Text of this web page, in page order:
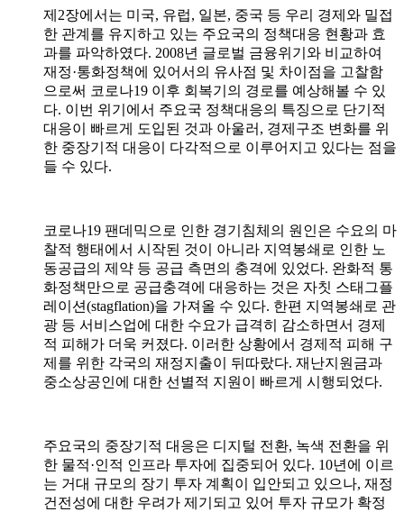
제 2장에서는 미국, 유럽, 일본, 중국 등 우리 경제와 밀접
한 관계를 유지하고 있는 주요국의 정책대응 현황과 효
과를 파악하였다. 2008년 글로벌 금융위기와 비교하여
재정·통화정책에 있어서의 유사점 및 차이점을 고찰함
으로써 코로나19 이후 회복기의 경로를 예상해볼 수 있
다. 이번 위기에서 주요국 정책대응의 특징으로 단기적
대응이 빠르게 도입된 것과 아울러 , 경제구조 변화를 위
한 중장기적 대응이 다각적으로 이루어지고 있다는 점을
들 수 있다.
코로나19 팬데믹으로 인한 경기침체의 원인은 수요의 마
찰적 행태에서 시작된 것이 아니라 지역봉쇄로 인한 노
동공급의 제약 등 공급 측면의 충격에 있었다. 완화적 통
화정책만으로 공급충격에 대응하는 것은 자칫 스태그플
레이션(stagflation)을 가져올 수 있다. 한편 지역봉쇄로 관
광 등 서비스업에 대한 수요가 급격히 감소하면서 경제
적 피해가 더욱 커졌다. 이러한 상황에서 경제적 피해 구
제를 위한 각국의 재정지출이 뒤따랐다. 재난지원금과
중소상공인에 대한 선별적 지원이 빠르게 시행되었다.
주요국의 중장기적 대응은 디지털 전환, 녹색 전환을 위
한 물적·인적 인프라 투자에 집중되어 있다. 10년에 이르
는 거대 규모의 장기 투자 계획이 입안되고 있으나, 재정
건전성에 대한 우려가 제기되고 있어 투자 규모가 확정